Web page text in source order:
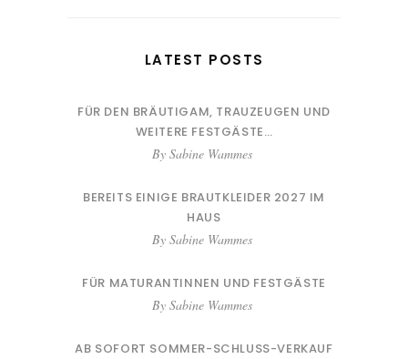
LATEST POSTS
FÜR DEN BRÄUTIGAM, TRAUZEUGEN UND
WEITERE FESTGÄSTE…
By Sabine Wammes
BEREITS EINIGE BRAUTKLEIDER 2027 IM
HAUS
By Sabine Wammes
FÜR MATURANTINNEN UND FESTGÄSTE
By Sabine Wammes
AB SOFORT SOMMER-SCHLUSS-VERKAUF